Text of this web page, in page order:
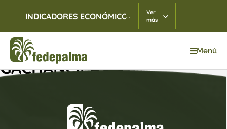
INDICADORES ECONÓMICOS TRM 07/08/2026
...
Ver
más
Menú
GACHANCIPÁ